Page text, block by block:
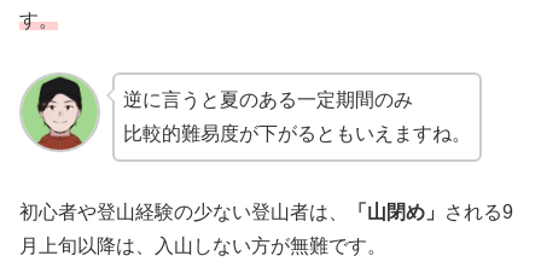
す。
逆に言うと夏のある一定期間のみ
比較的難易度が下がるともいえますね。
初心者や登山経験の少ない登山者は、 「山閉め」
される9
月上旬以降は、入山しない方が無難です。